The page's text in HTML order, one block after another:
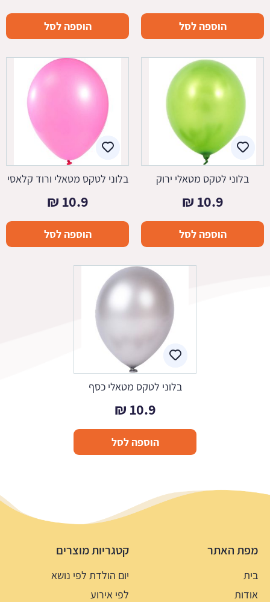
הוספה לסל הוספה לסל
בלוני לטקס מטאלי ירוק
10.9
₪
הוספה לסל
בלוני לטקס מטאלי ורוד קלאסי
10.9
₪
הוספה לסל
בלוני לטקס מטאלי כסף
10.9
₪
הוספה לסל
מפת האתר
בית
אודות
קטגריות מוצרים
יום הולדת לפי נושא
לפי אירוע